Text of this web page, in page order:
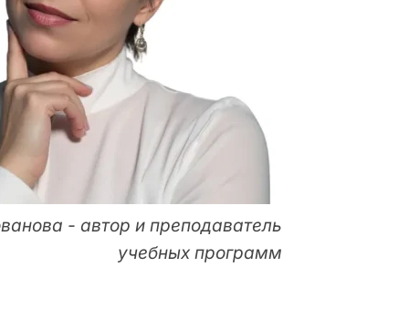
- автор и преподаватель
учебных программ